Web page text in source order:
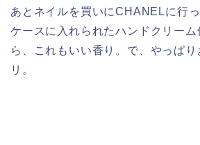
あとネイルを買いにCHANELに行
ケースに入れられたハンドクリーム
ら、これもいい香り。で、やっぱり
リ。